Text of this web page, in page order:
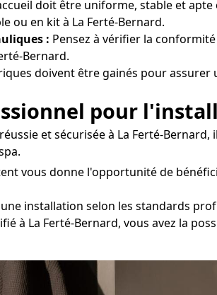
doit être uniforme, stable et
ou en kit à La Ferté-Bernard.
: Pensez à vérifier la
Bernard.
doivent être gainés pour
pour
et sécurisée à La Ferté-
vous donne l'opportunité de
installation selon les standards
à La Ferté-Bernard, vous avez la